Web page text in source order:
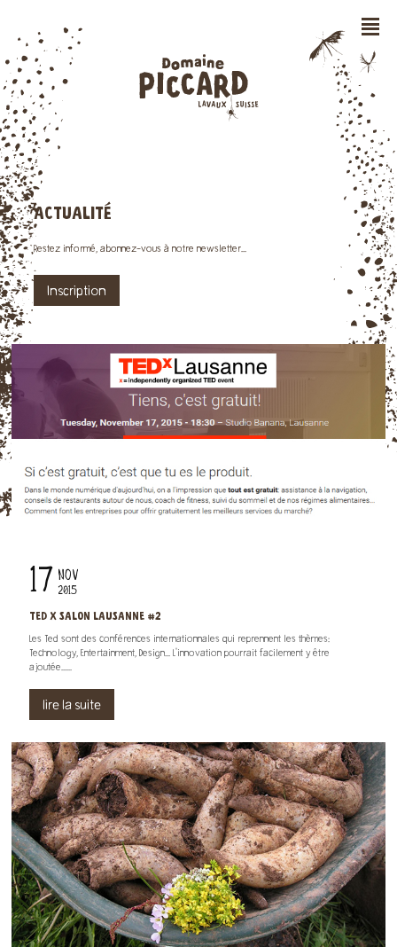
n
ACTUALITÉ
Restez informé, abonnez-vous à notre newsletter...
Inscription
17 NOV
2015
TED X SALON LAUSANNE #2
Les Ted sont des conférences internationnales qui reprennent les thèmes:
Technology, Entertainment, Design... L'innovation pourrait facilement y être
ajoutée......
lire la suite